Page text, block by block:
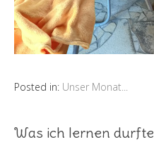
Posted in: Unser Monat...
Was ich lernen durfte